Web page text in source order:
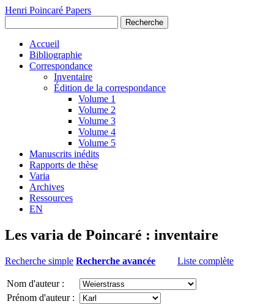
Henri Poincaré Papers
Recherche
Accueil
Bibliographie
Correspondance
Inventaire
Édition de la correspondance
Volume 1
Volume 2
Volume 3
Volume 4
Volume 5
Manuscrits inédits
Rapports de thèse
Varia
Archives
Ressources
EN
Les varia de Poincaré : inventaire
Recherche simple Recherche avancée Liste complète
Nom d'auteur :
Prénom d'auteur :